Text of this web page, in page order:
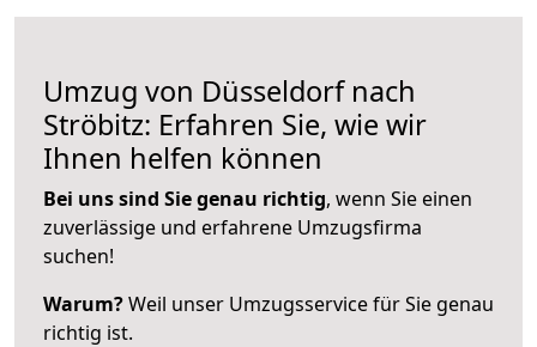
Umzug von Düsseldorf nach
Ströbitz: Erfahren Sie, wie wir
Ihnen helfen können
Bei uns sind Sie genau richtig, wenn Sie einen
zuverlässige und erfahrene Umzugsfirma
suchen!
Warum?Weil unser Umzugsservice für Sie genau
richtig ist.